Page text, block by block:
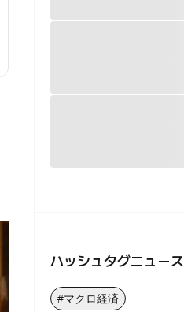
ハッシュタグニュース
#マクロ経済